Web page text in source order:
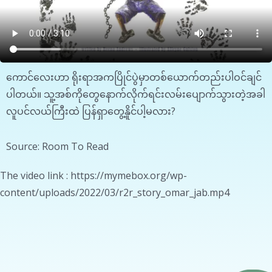
ကောင်​လေးဟာ ရိုးရာအကပြိုင်ပွဲမှာတစ်ယောက်တည်းပါဝင်ချင်
ပါတယ်။ သူ့အစ်ကို​တွေနောက်လိုက်ရင်းလမ်းပျောက်သွားတဲ့အခါ
လူပင်လယ်ကြီးထဲ ပြန်ရှာတွေ့နိူင်ပါ့မလား?
Source: Room To Read
The video link : https://mymebox.org/wp-
content/uploads/2022/03/r2r_story_omar_jab.mp4